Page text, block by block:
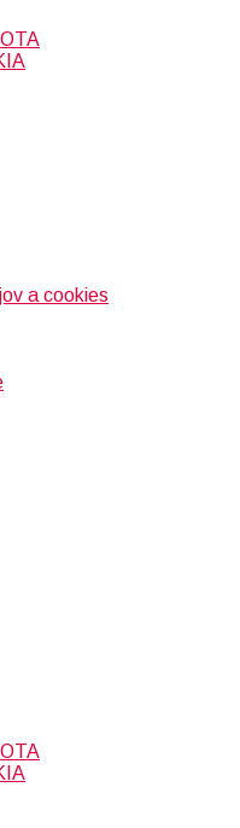
a cookies